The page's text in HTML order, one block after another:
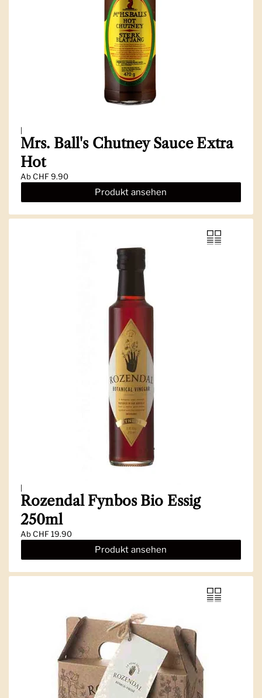
Mrs. Ball's Chutney Sauce Extra
Hot
AbCHF 9.90
Produkt ansehen
Rozendal Fynbos Bio Essig
250ml
AbCHF 19.90
Produkt ansehen